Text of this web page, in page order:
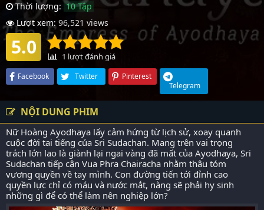
Thời lượng: 10 Tập
Lượt xem: 96,521 views
5.0 1 lượt đánh giá
Facebook Twitter
Pinterest
Telegram
NỘI DUNG PHIM
Nữ Hoàng Ayodhaya lấy cảm hứng từ lịch sử, xoay quanh
cuộc đời tai tiếng của Sri Sudachan. Mang trên vai trọng
trách lớn lao là giành lại ngai vàng đã mất của Ayodhaya, Sri
Sudachan tiếp cận Vua Phra Chairacha nhằm thâu tóm
vương quyền về tay mình. Con đường tiến tới đỉnh cao
quyền lực chỉ có máu và nước mắt, nàng sẽ phải hy sinh
những gì để có thể làm nên nghiệp lớn?